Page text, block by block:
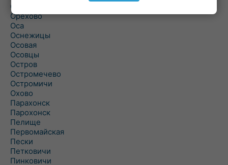
Ополь
Орехово
Оса
Оснежицы
Осовая
Осовцы
Остров
Остромечево
Остромичи
Охово
Парахонск
Парохонск
Пелище
Первомайская
Пески
Петковичи
Пинковичи